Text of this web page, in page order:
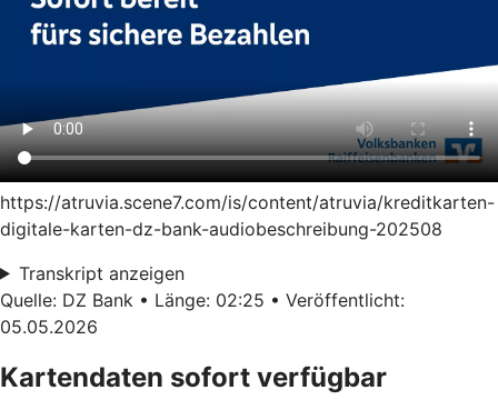
https://atruvia.scene7.com/is/content/atruvia/kreditkarten-
digitale-karten-dz-bank-audiobeschreibung-202508
Transkript anzeigen
Quelle: DZ Bank • Länge: 02:25 • Veröffentlicht:
05.05.2026
Kartendaten sofort verfügbar